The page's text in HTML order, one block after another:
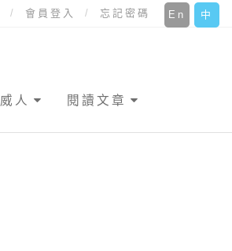
中
En
會員登入 忘記密碼
人 閱讀文章